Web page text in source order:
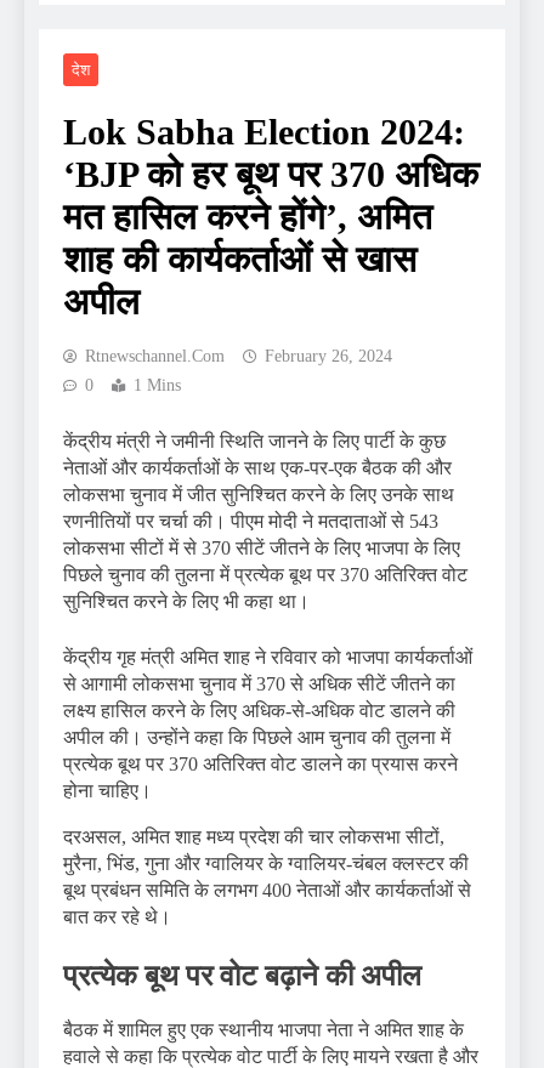
देश
Lok Sabha Election 2024:
‘BJP को हर बूथ पर 370 अधिक
मत हासिल करने होंगे’, अमित
शाह की कार्यकर्ताओं से खास
अपील
Rtnewschannel.com
February 26, 2024
0
1 Mins
केंद्रीय मंत्री ने जमीनी स्थिति जानने के लिए पार्टी के कुछ
नेताओं और कार्यकर्ताओं के साथ एक-पर-एक बैठक की और
लोकसभा चुनाव में जीत सुनिश्चित करने के लिए उनके साथ
रणनीतियों पर चर्चा की। पीएम मोदी ने मतदाताओं से 543
लोकसभा सीटों में से 370 सीटें जीतने के लिए भाजपा के लिए
पिछले चुनाव की तुलना में प्रत्येक बूथ पर 370 अतिरिक्त वोट
सुनिश्चित करने के लिए भी कहा था।
केंद्रीय गृह मंत्री अमित शाह ने रविवार को भाजपा कार्यकर्ताओं
से आगामी लोकसभा चुनाव में 370 से अधिक सीटें जीतने का
लक्ष्य हासिल करने के लिए अधिक-से-अधिक वोट डालने की
अपील की। उन्होंने कहा कि पिछले आम चुनाव की तुलना में
प्रत्येक बूथ पर 370 अतिरिक्त वोट डालने का प्रयास करने
होना चाहिए।
दरअसल, अमित शाह मध्य प्रदेश की चार लोकसभा सीटों,
मुरैना, भिंड, गुना और ग्वालियर के ग्वालियर-चंबल क्लस्टर की
बूथ प्रबंधन समिति के लगभग 400 नेताओं और कार्यकर्ताओं से
बात कर रहे थे।
प्रत्येक बूथ पर वोट बढ़ाने की अपील
बैठक में शामिल हुए एक स्थानीय भाजपा नेता ने अमित शाह के
हवाले से कहा कि प्रत्येक वोट पार्टी के लिए मायने रखता है और